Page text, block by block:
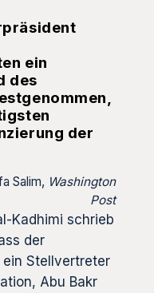
ein
des
der
Salim, Washington
Post
Kadhimi schrieb
der
Stellvertreter
Abu Bakr